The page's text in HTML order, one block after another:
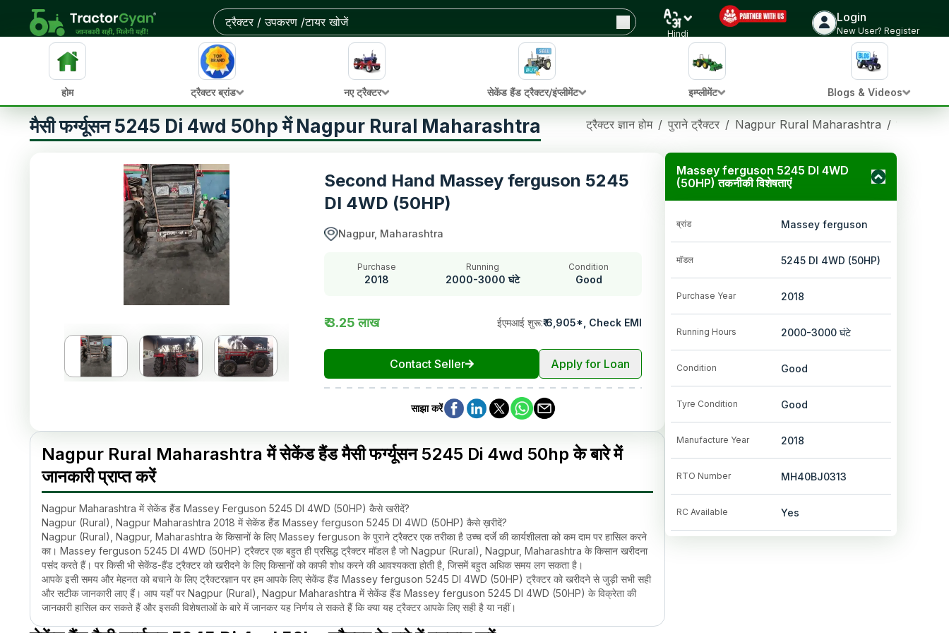
Hindi
Login
New User? Register
होम ट्रैक्टर ब्रांड नए ट्रैक्टर सेकेंड हैंड ट्रैक्टर/इंप्लीमेंट इम्प्लीमेंट Blogs & Videos
मैसी फर्ग्यूसन 5245 Di 4wd 50hp में Nagpur Rural Maharashtra ट्रैक्टर ज्ञान होम / पुराने ट्रैक्टर / Nagpur Rural Maharashtra /
Second Hand Massey ferguson 5245
DI 4WD (50HP)
Nagpur, Maharashtra
Purchase
2018
Running
2000-3000 घंटे
Condition
Good
₹ 3.25 लाख ईएमआई शुरू:₹6,905*, Check EMI
Contact Seller Apply for Loan
साझा करें
Nagpur Rural Maharashtra में सेकेंड हैंड मैसी फर्ग्यूसन 5245 Di 4wd 50hp के बारे में
जानकारी प्राप्त करें
Nagpur Maharashtra में सेकेंड हैंड Massey Ferguson 5245 DI 4WD (50HP) कैसे खरीदें?
Nagpur (Rural), Nagpur Maharashtra 2018 में सेकेंड हैंड Massey ferguson 5245 DI 4WD (50HP) कैसे ख़रीदें?
Nagpur (Rural), Nagpur, Maharashtra के किसानों के लिए Massey ferguson के पुराने ट्रैक्टर एक तरीका है उच्च दर्जे की कार्यशीलता को कम दाम पर हासिल करने
का। Massey ferguson 5245 DI 4WD (50HP) ट्रैक्टर एक बहुत ही प्रसिद्ध ट्रैक्टर मॉडल है जो Nagpur (Rural), Nagpur, Maharashtra के किसान खरीदना
पसंद करते हैं। पर किसी भी सेकेंड-हैंड ट्रैक्टर को खरीदने के लिए किसानों को काफी शोध करने की आवश्यकता होती है, जिसमें बहुत अधिक समय लग सकता है।
आपके इसी समय और मेहनत को बचाने के लिए ट्रैक्टरज्ञान पर हम आपके लिए सेकेंड हैंड Massey ferguson 5245 DI 4WD (50HP) ट्रैक्टर को खरीदने से जुड़ी सभी सही
और सटीक जानकारी लाए हैं। आप यहाँ पर Nagpur (Rural), Nagpur Maharashtra में सेकेंड हैंड Massey ferguson 5245 DI 4WD (50HP) के विक्रेता की
जानकारी हासिल कर सकते हैं और इसकी विशेषताओं के बारे में जानकर यह निर्णय ले सकते हैं कि क्या यह ट्रैक्टर आपके लिए सही है या नहीं।
Massey ferguson 5245 DI 4WD
(50HP) तकनीकी विशेषताएं
ब्रांड Massey ferguson
मॉडल 5245 DI 4WD (50HP)
Purchase Year 2018
Running Hours 2000-3000 घंटे
Condition Good
Tyre Condition Good
Manufacture Year 2018
RTO Number MH40BJ0313
RC Available Yes